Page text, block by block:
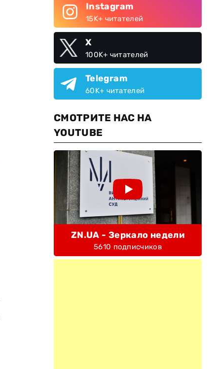
Instagram
15K+ читателей
X
100K+ читателей
Telegram
60K+ читателей
СМОТРИТЕ НАС НА
YOUTUBE
ZN.UA - Зеркало недели
5610 подписчиков